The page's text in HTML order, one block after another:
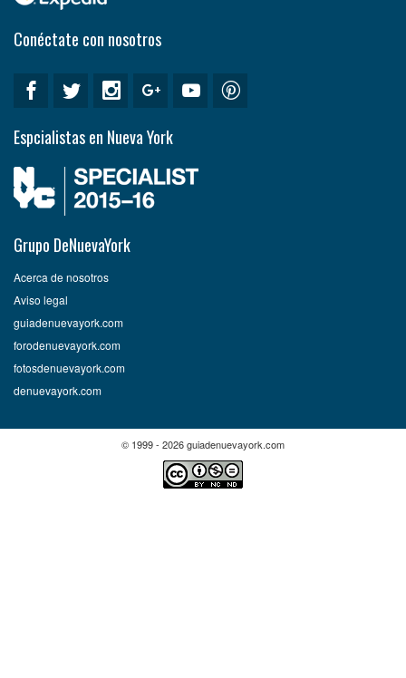
Conéctate con nosotros
Espcialistas en Nueva York
Grupo DeNuevaYork
Acerca de nosotros
Aviso legal
guiadenuevayork.com
forodenuevayork.com
fotosdenuevayork.com
denuevayork.com
© 1999 - 2026 guiadenuevayork.com